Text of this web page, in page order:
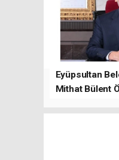
Eyüpsultan
Mithat Bülent